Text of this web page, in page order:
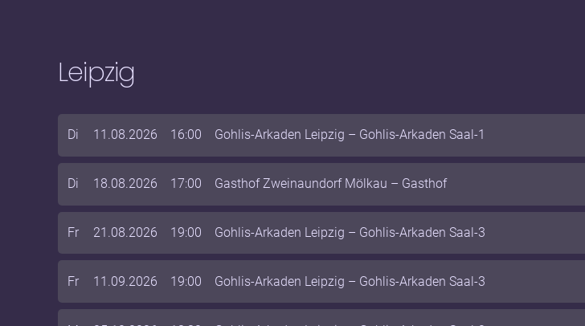
Leipzig
Di 11.08.2026 16:00 Gohlis-Arkaden Leipzig – Gohlis-Arkaden Saal-1
Di 18.08.2026 17:00 Gasthof Zweinaundorf Mölkau – Gasthof
Fr 21.08.2026 19:00 Gohlis-Arkaden Leipzig – Gohlis-Arkaden Saal-3
Fr 11.09.2026 19:00 Gohlis-Arkaden Leipzig – Gohlis-Arkaden Saal-3